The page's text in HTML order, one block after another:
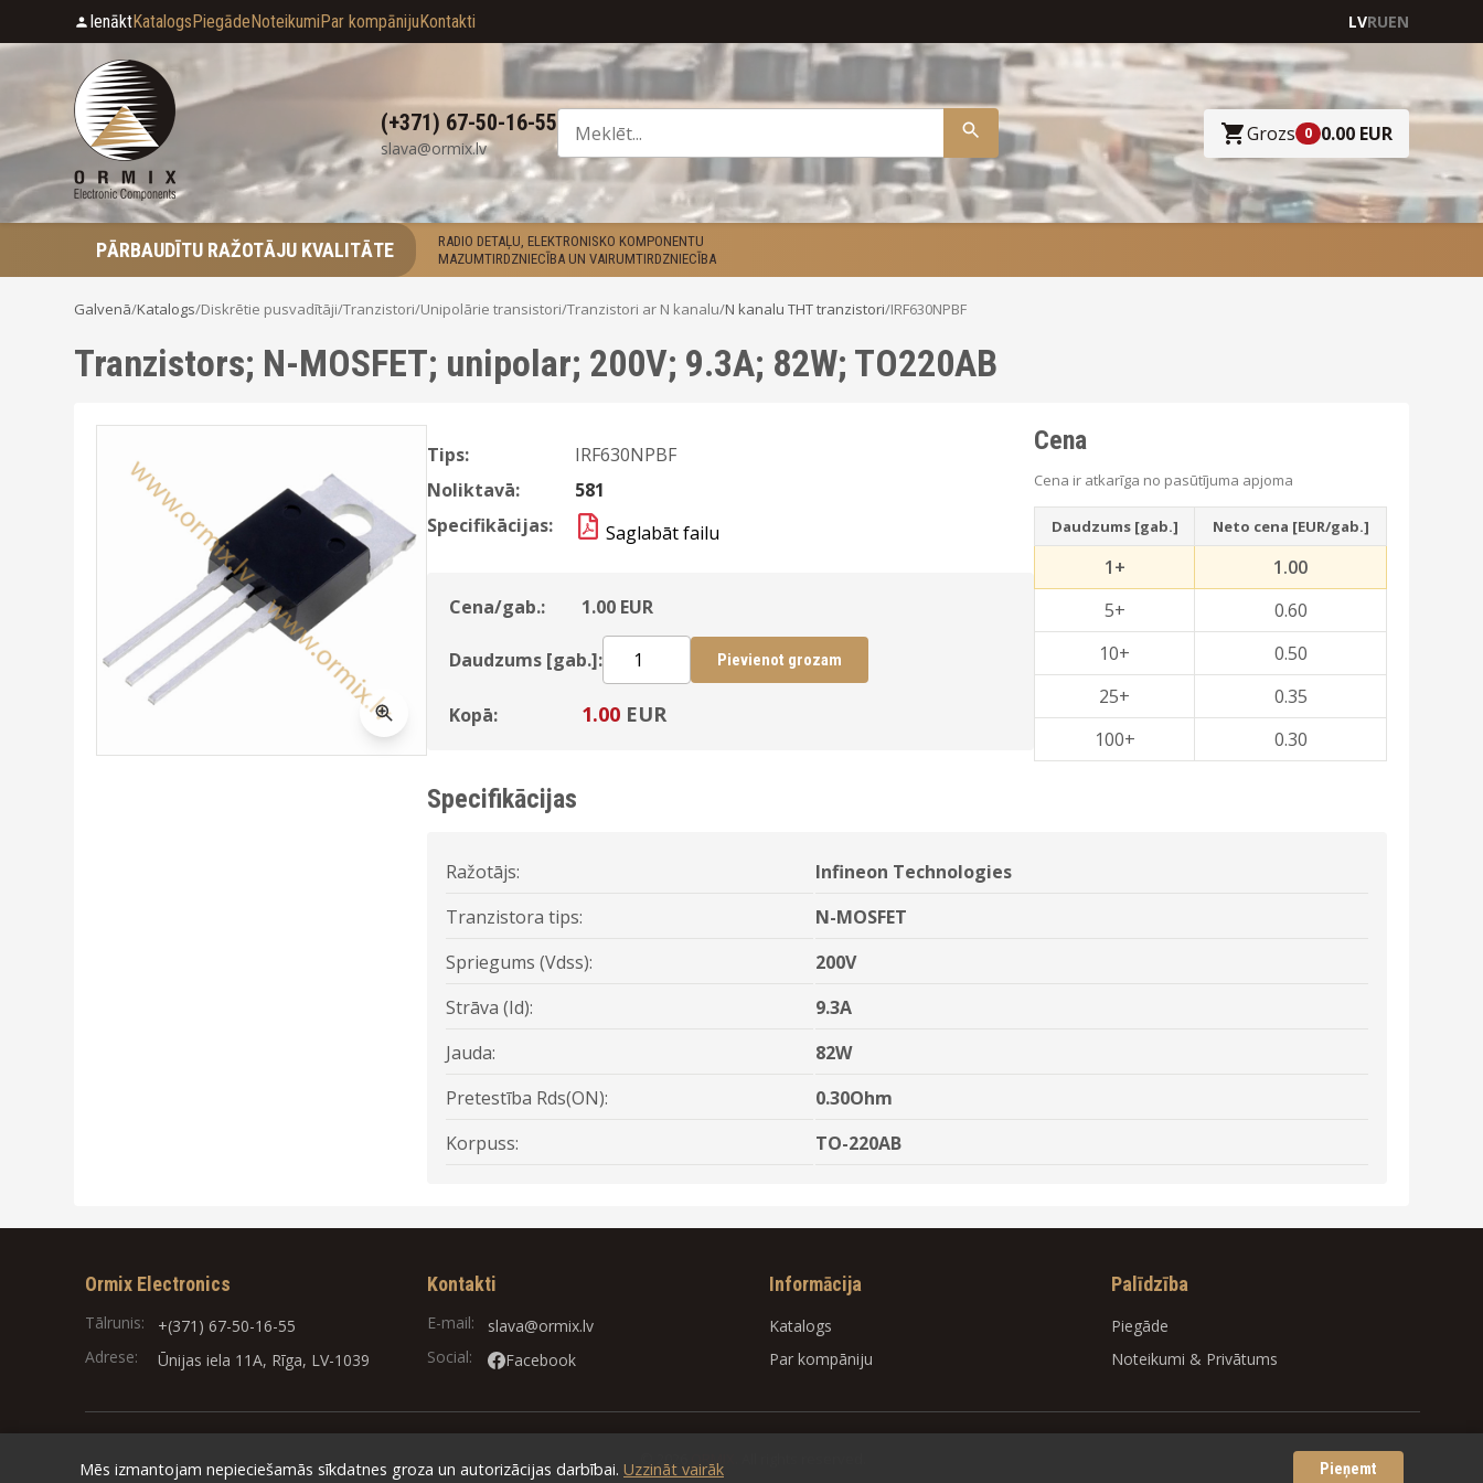
IenāktKatalogsPiegādeNoteikumiPar kompānijuKontakti LVRUEN
(+371) 67-50-16-55
slava@ormix.lv
Grozs 0 0.00 EUR
PĀRBAUDĪTU RAŽOTĀJU KVALITĀTE
RADIO DETAĻU, ELEKTRONISKO KOMPONENTU
MAZUMTIRDZNIECĪBA UN VAIRUMTIRDZNIECĪBA
Galvenā/Katalogs/Diskrētie pusvadītāji/Tranzistori/Unipolārie transistori/Tranzistori ar N kanalu/N kanalu THT tranzistori/IRF630NPBF
Tranzistors; N-MOSFET; unipolar; 200V; 9.3A; 82W; TO220AB
Tips:
IRF630NPBF
Noliktavā:
581
Specifikācijas:
Saglabāt failu
Cena/gab.: 1.00 EUR
Daudzums [gab.]: Pievienot grozam
Kopā: 1.00 EUR
Cena
Cena ir atkarīga no pasūtījuma apjoma
Daudzums [gab.] Neto cena [EUR/gab.]
1+
1.00
5+
0.60
10+
0.50
25+
0.35
100+
0.30
Specifikācijas
Ražotājs:
Infineon Technologies
Tranzistora tips:
N-MOSFET
Spriegums (Vdss):
200V
Strāva (Id):
9.3A
Jauda:
82W
Pretestība Rds(ON):
0.30Ohm
Korpuss:
TO-220AB
Ormix Electronics
Tālrunis:
+(371) 67-50-16-55
Adrese:
Ūnijas iela 11A, Rīga, LV-1039
Kontakti
E-mail:
slava@ormix.lv
Social:
Facebook
Informācija
Katalogs
Par kompāniju
Palīdzība
Piegāde
Noteikumi & Privātums
ORMIX
Mēs izmantojam nepieciešamās sīkdatnes groza un autorizācijas darbībai. Uzzināt vairāk Pieņemt